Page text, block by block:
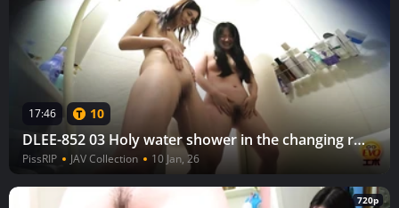
17:46 10
DLEE-852 03 Holy water shower in the changing room, undressing and holding back, woman urinating in the bathroom 2
PissRIP JAV Collection 10 Jan, 26
720p